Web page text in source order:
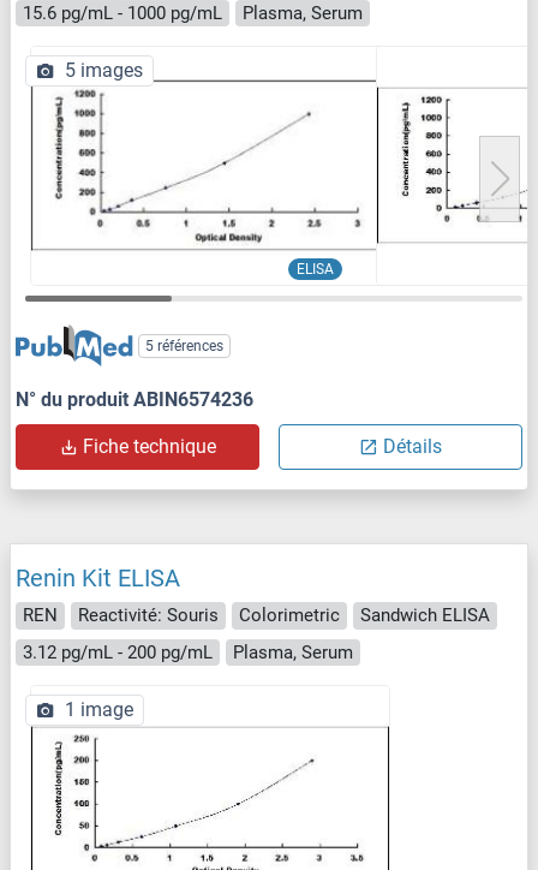
15.6 pg/mL - 1000 pg/mL
Plasma, Serum
ELISA
5 images
5 références
N° du produit ABIN6574236
Fiche technique Détails
Renin Kit ELISA
REN Reactivité: Souris Colorimetric
Sandwich ELISA
3.12 pg/mL - 200 pg/mL
Plasma, Serum
1 image